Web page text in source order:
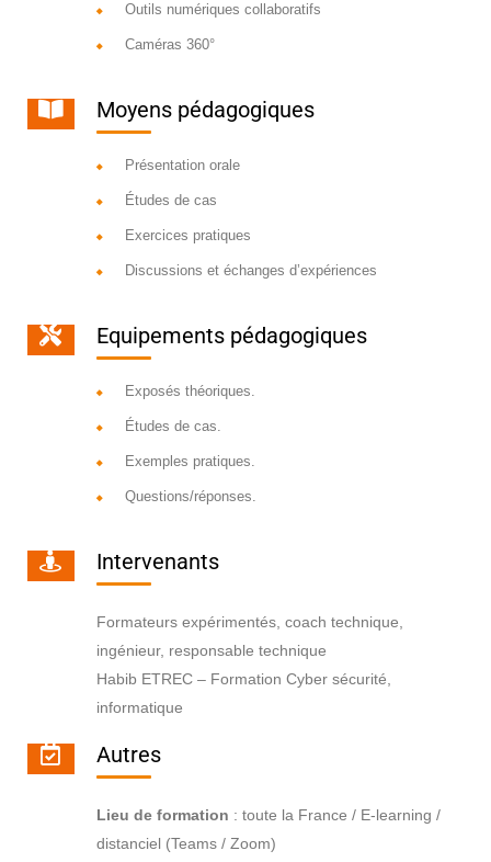
Outils numériques collaboratifs
Caméras 360°
Moyens pédagogiques
Présentation orale
Études de cas
Exercices pratiques
Discussions et échanges d’expériences
Equipements pédagogiques
Exposés théoriques.
Études de cas.
Exemples pratiques.
Questions/réponses.
Intervenants
Formateurs expérimentés, coach technique,
ingénieur, responsable technique
Habib ETREC – Formation Cyber sécurité,
informatique
Autres
Lieu de formation : toute la France / E-learning /
distanciel (Teams / Zoom)